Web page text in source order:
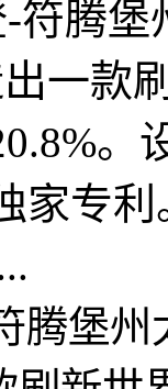
符腾
一款
。
家专
堡州